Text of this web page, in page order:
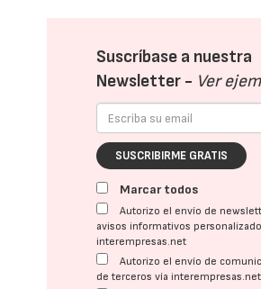
Suscríbase a nuestra
Newsletter - Ver
SUSCRIBIRME GRATIS
Marcar todos
Autorizo el envío de
avisos informativos
interempresas.net
Autorizo el envío de
de terceros vía interempresas.net